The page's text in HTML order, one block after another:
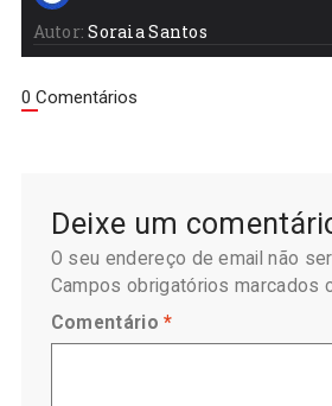
Autor: Soraia Santos
0 Comentários
Deixe um
O seu endereço de email não
Campos obrigatórios marcados
Comentário*